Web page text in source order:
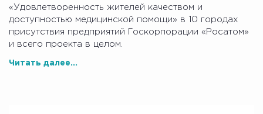
«Удовлетворенность жителей качеством и
доступностью медицинской помощи» в 10 городах
присутствия предприятий Госкорпорации «Росатом»
и всего проекта в целом.
Читать далее...